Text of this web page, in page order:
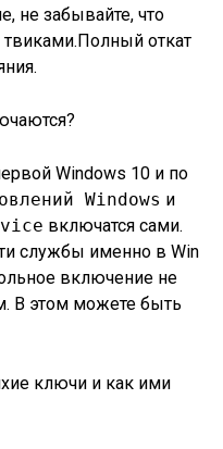
не забывайте, что
откат
Windows 10 и по
Windows и
включатся сами.
службы именно в Win
включение не
В этом можете быть
ключи и как ими